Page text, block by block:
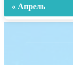
« Апрель